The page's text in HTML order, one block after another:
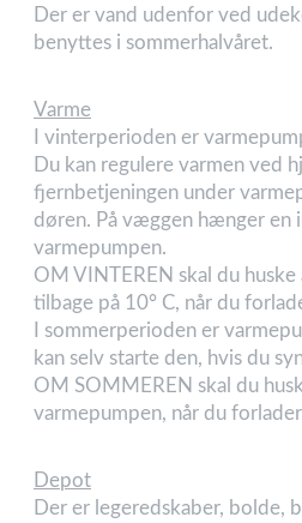
Der er vand udenfor ved
benyttes i sommerhalvåret.
Varme
I vinterperioden er
Du kan regulere varmen ved
fjernbetjeningen under
døren. På væggen hænger en
varmepumpen.
OM VINTEREN skal du
tilbage på 10° C, når du
I sommerperioden er
kan selv starte den, hvis du
OM SOMMEREN skal du
varmepumpen, når du
Depot
Der er legeredskaber, bolde,